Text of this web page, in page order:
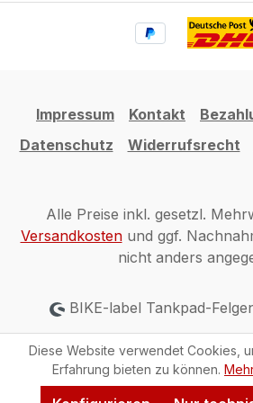
Impressum Kontakt
Datenschutz
Widerrufsrecht
Alle Preise inkl. gesetzl.
Versandkostenund ggf.
nicht anders
BIKE-label Tankpad-
Diese Website verwendet Cookies,
Erfahrung bieten zu können.